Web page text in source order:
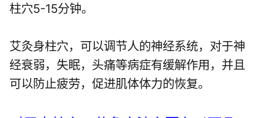
柱穴5-15分钟。
艾灸身柱穴，可以调节人的神经系统，对于神
经衰弱，失眠，头痛等病症有缓解作用，并且
可以防止疲劳，促进肌体体力的恢复。